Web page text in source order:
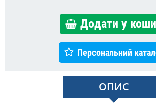
Додати у
Персональний
ОПИС